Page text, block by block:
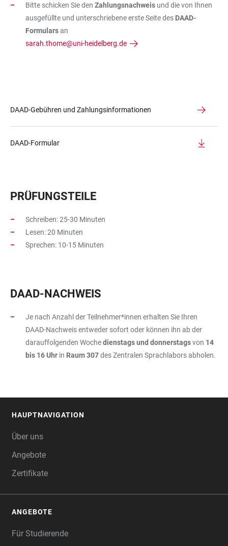
Bitte schicken Sie den Zahlungsnachweis und die von Ihnen
ausgefüllte und unterschriebene erste Seite des DAAD-
Formularsan
sarah.thome@uni-heidelberg.de
DAAD-Gebühren und Zahlungsinformationen
DAAD-Formular
PRÜFUNGSTEILE
Schreiben: 25-30 Minuten
Lesen: 20 Minuten
Sprechen: 10-15 Minuten
DAAD-NACHWEIS
Je nach Anzahl der Teilnehmer*innen erhalten Sie Ihren
DAAD-Nachweis entweder sofort oder können ihn ab der
darauffolgenden Wochedienstags und donnerstagsvon 14
bis 16Uhr in Raum 307des Zentralen Sprachlabors abholen.
HAUPTNAVIGATION
Über uns
Angebote
Zertifikate
ANGEBOTE
Für Studierende